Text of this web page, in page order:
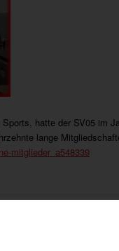
hatte der SV05 im
lange
mitglieder_a548339
LINKS